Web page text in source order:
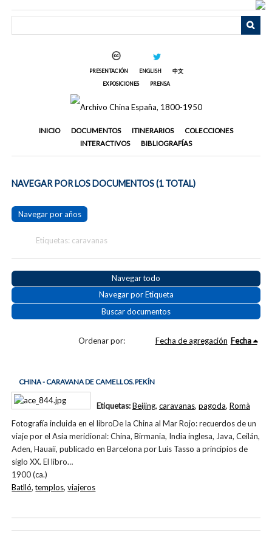
PRESENTACIÓN ENGLISH
中文
EXPOSICIONES
PRENSA
INICIO DOCUMENTOS ITINERARIOS
COLECCIONES
INTERACTIVOS
BIBLIOGRAFÍAS
NAVEGAR POR LOS DOCUMENTOS (1 TOTAL)
Navegar por años
Etiquetas: caravanas
Navegar todo
Navegar por Etiqueta
Buscar documentos
Ordenar por: Fecha de agregación Fecha
CHINA - CARAVANA DE CAMELLOS. PEKÍN
Fotografía incluida en el libroDe la China al Mar Rojo: recuerdos de un
viaje por el Asia meridional: China, Birmania, India inglesa, Java, Ceilán,
Aden, Hauaii, publicado en Barcelona por Luis Tasso a principios de
siglo XX. El libro…
1900 (ca.)
Etiquetas:Beijing, caravanas, pagoda, Romà
Batlló,templos,viajeros